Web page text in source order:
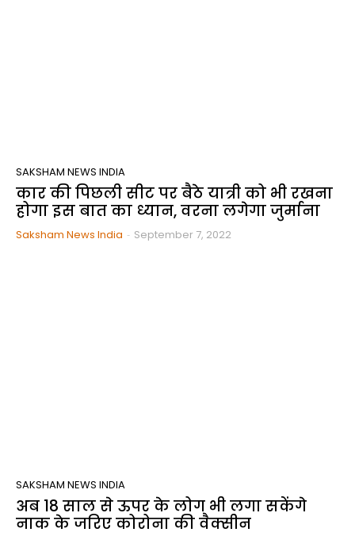
SAKSHAM NEWS INDIA
कार की पिछली सीट पर बैठे यात्री को भी रखना
होगा इस बात का ध्यान, वरना लगेगा जुर्माना
Saksham News India - September 7, 2022
SAKSHAM NEWS INDIA
अब 18 साल से ऊपर के लोग भी लगा सकेंगे
नाक के जरिए कोरोना की वैक्सीन